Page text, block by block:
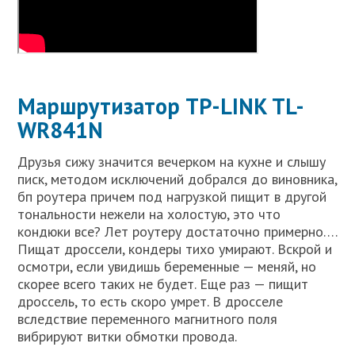
Маршрутизатор TP-LINK TL-
WR841N
Друзья сижу значится вечерком на кухне и слышу
писк, методом исключений добрался до виновника,
бп роутера причем под нагрузкой пищит в другой
тональности нежели на холостую, это что
кондюки все? Лет роутеру достаточно примерно….
Пищат дроссели, кондеры тихо умирают. Вскрой и
осмотри, если увидишь беременные — меняй, но
скорее всего таких не будет. Еще раз — пищит
дроссель, то есть скоро умрет. В дросселе
вследствие переменного магнитного поля
вибрируют витки обмотки провода.